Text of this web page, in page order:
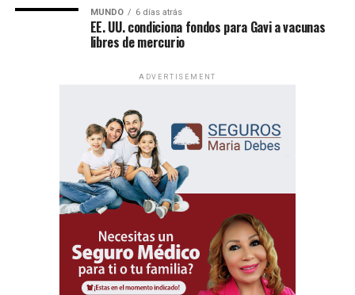
celebran en más de 230 países, mediante la organización
de más de 6,000 asambleas presentadas en más de 500
Por su parte, las Asambleas Internacionales ofrecerán el
permitiendo que personas de diversas culturas e idiomas
participen de un mismo contenido bíblico.
Además del programa espiritual, los delegados
internacionales participarán en actividades de predicación
local y en oportunidades de intercambio de ánimo con
hermanos de distintas partes del mundo.
Al igual que las asambleas regionales, la entrada a todas
las asambleas internacionales es completamente gratuita
MUNDO 6 días atrás
EE. UU. condiciona fondos para Gavi a vacunas
libres de mercurio
ADVERTISEMENT